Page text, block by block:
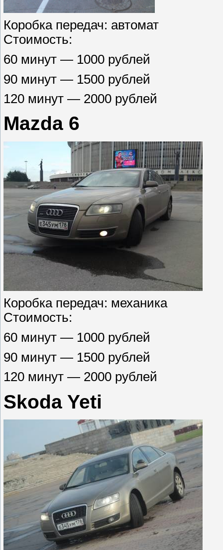
Коробка передач: автомат
Стоимость:
60 минут — 1000 рублей
90 минут — 1500 рублей
120 минут — 2000 рублей
Mazda 6
Коробка передач: механика
Стоимость:
60 минут — 1000 рублей
90 минут — 1500 рублей
120 минут — 2000 рублей
Skoda Yeti